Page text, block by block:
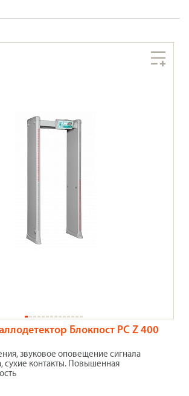
Блокпост PC Z 400
звуковое оповещение сигнала
сухие контакты. Повышенная